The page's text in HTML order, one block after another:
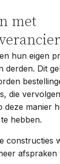
met
hun eigen
derden. Dit
die
deze manier
hebben.
constructies
afspraken